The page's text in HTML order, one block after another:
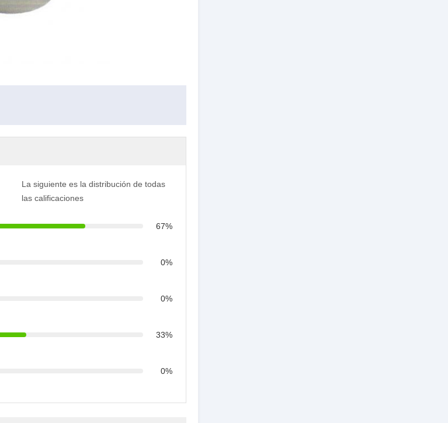
La siguiente es la distribución de todas
las calificaciones
67%
0%
0%
33%
0%